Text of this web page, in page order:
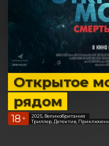
Открытое
рядом
18 +
2025, Великобритания
Триллер, Детектив,